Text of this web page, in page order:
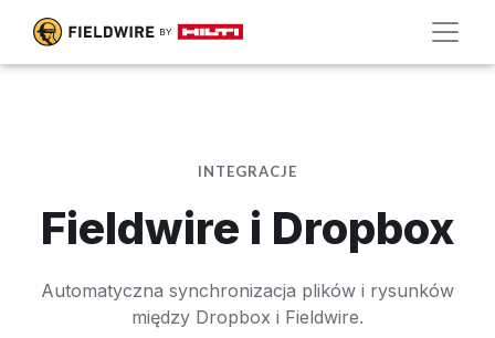
INTEGRACJE
Fieldwire i Dropbox
Automatyczna synchronizacja plików i rysunków
między Dropbox i Fieldwire.